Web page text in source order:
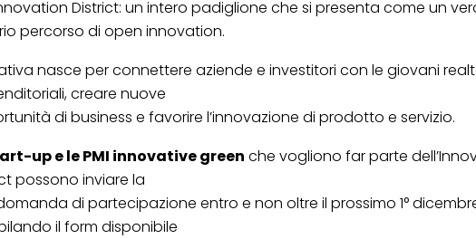
District: un intero padiglione che si presenta come un
percorso di open innovation.
nasce per connettere aziende e investitori con le giovani
creare nuove
di business e favorire l’innovazione di prodotto e servizio.
up e le PMI innovative green che vogliono far parte
possono inviare la
di partecipazione entro e non oltre il prossimo 1°
il form disponibile